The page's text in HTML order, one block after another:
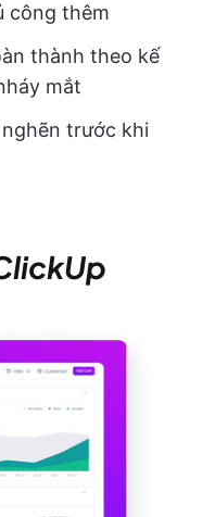
công thêm
thành theo kế
mắt
trước khi